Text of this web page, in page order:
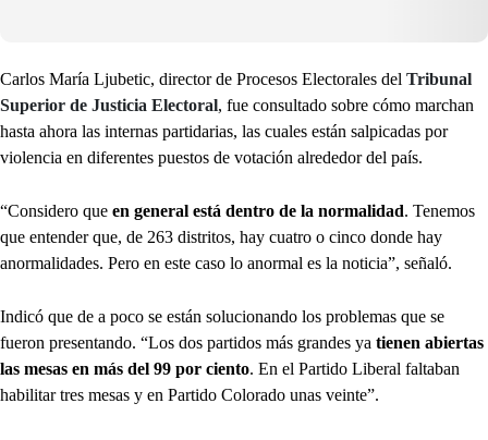
Carlos María Ljubetic, director de Procesos Electorales del Tribunal
Superior de Justicia Electoral, fue consultado sobre cómo marchan
hasta ahora las internas partidarias, las cuales están salpicadas por
violencia en diferentes puestos de votación alrededor del país.
“Considero que en general está dentro de la normalidad. Tenemos
que entender que, de 263 distritos, hay cuatro o cinco donde hay
anormalidades. Pero en este caso lo anormal es la noticia”, señaló.
Indicó que de a poco se están solucionando los problemas que se
fueron presentando. “Los dos partidos más grandes ya tienen abiertas
las mesas en más del 99 por ciento. En el Partido Liberal faltaban
habilitar tres mesas y en Partido Colorado unas veinte”.